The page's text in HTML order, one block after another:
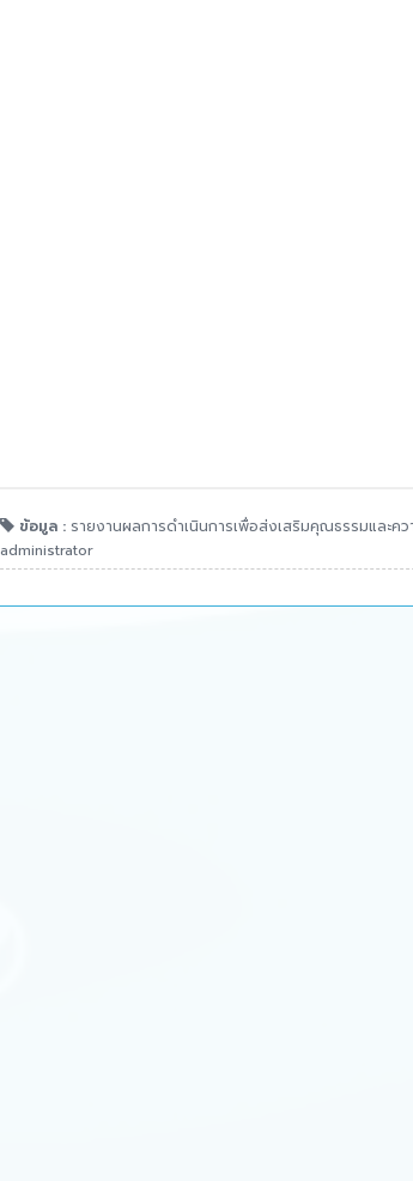
ข้อมูล : รายงานผลการดำเนินการเพื่อส่งเสริมคุณธรรมและค
administrator